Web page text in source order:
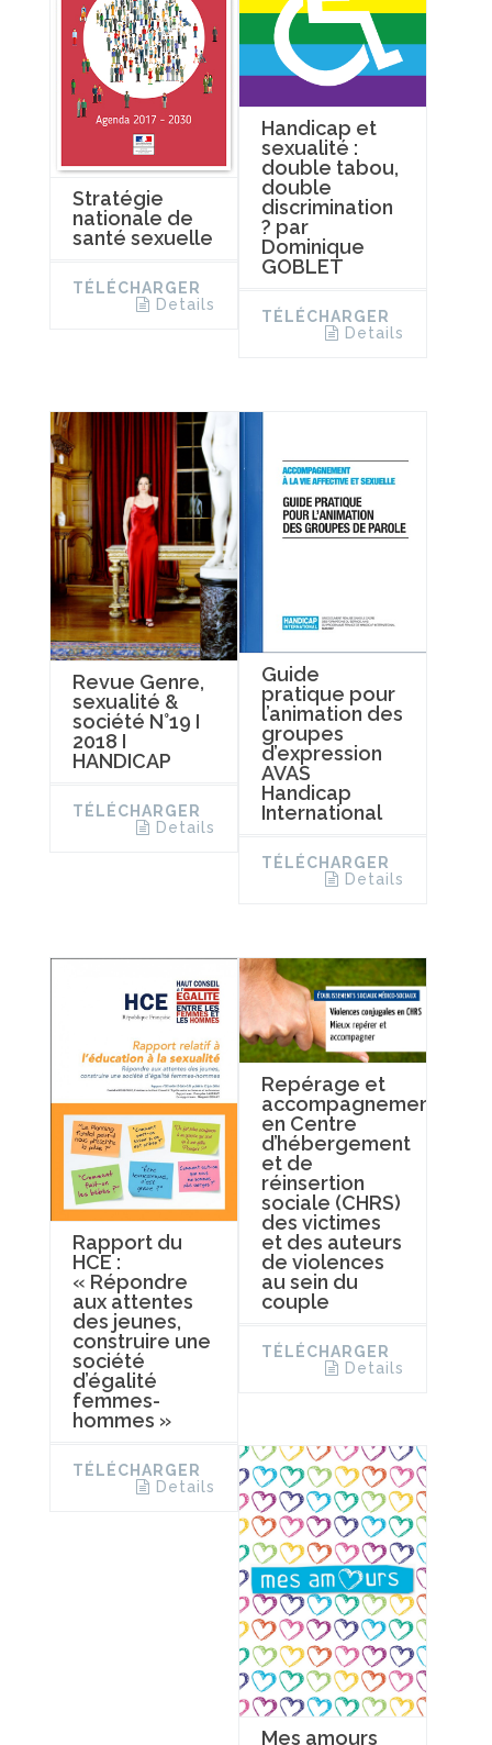
Stratégie
nationale de
santé sexuelle
TÉLÉCHARGER
Details
Handicap et
sexualité :
double tabou,
double
discrimination
? par
Dominique
GOBLET
TÉLÉCHARGER
Details
Revue Genre,
sexualité &
société N°19 I
2018 I
HANDICAP
TÉLÉCHARGER
Details
Guide
pratique pour
l’animation des
groupes
d’expression
AVAS
Handicap
International
TÉLÉCHARGER
Details
Rapport du
HCE :
« Répondre
aux attentes
des jeunes,
construire une
société
d’égalité
femmes-
hommes »
TÉLÉCHARGER
Details
Repérage et
accompagnement
en Centre
d’hébergement
et de
réinsertion
sociale (CHRS)
des victimes
et des auteurs
de violences
au sein du
couple
TÉLÉCHARGER
Details
Mes amours